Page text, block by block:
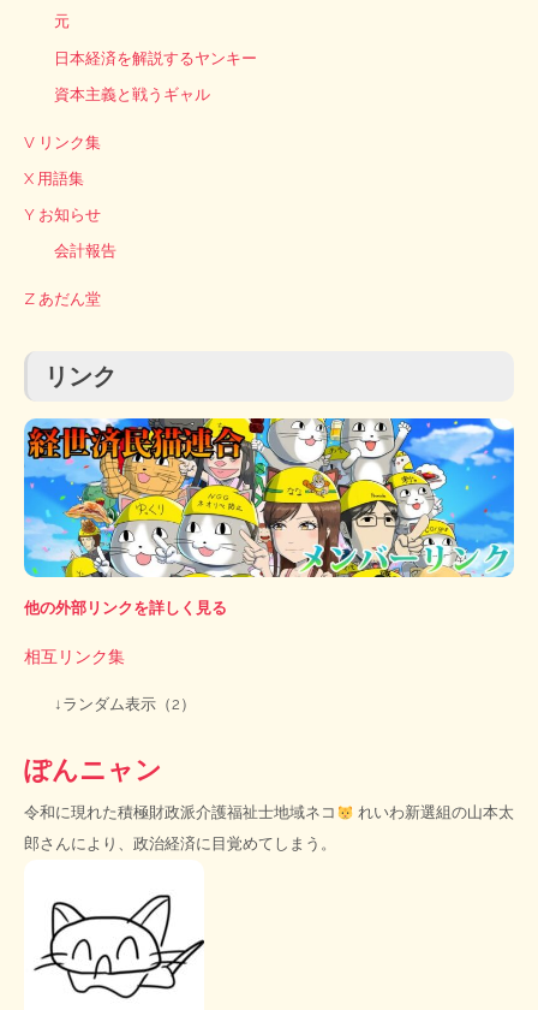
元
日本経済を解説するヤンキー
資本主義と戦うギャル
V リンク集
X 用語集
Y お知らせ
会計報告
Z あだん堂
リンク
他の外部リンクを詳しく見る
相互リンク集
↓ランダム表示（2）
ぽんニャン
令和に現れた積極財政派介護福祉士地域ネコ
れいわ新選組の山本太
郎さんにより、政治経済に目覚めてしまう。